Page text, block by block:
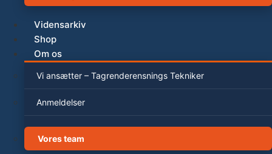
Vidensarkiv
Shop
Om os
Vi ansætter – Tagrenderensnings Tekniker
Anmeldelser
Vores team